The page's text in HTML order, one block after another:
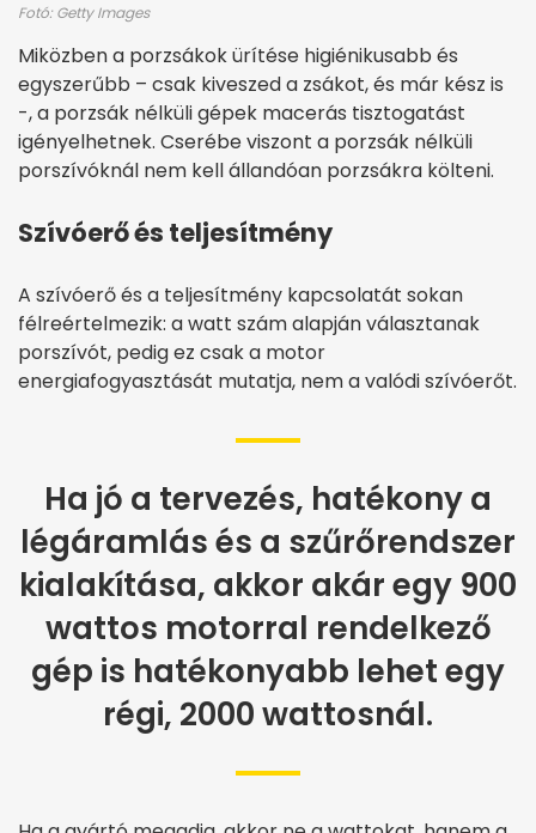
Fotó: Getty Images
Miközben a porzsákok ürítése higiénikusabb és
egyszerűbb – csak kiveszed a zsákot, és már kész is
-, a porzsák nélküli gépek macerás tisztogatást
igényelhetnek. Cserébe viszont a porzsák nélküli
porszívóknál nem kell állandóan porzsákra költeni.
Szívóerő és teljesítmény
A szívóerő és a teljesítmény kapcsolatát sokan
félreértelmezik: a watt szám alapján választanak
porszívót, pedig ez csak a motor
energiafogyasztását mutatja, nem a valódi szívóerőt.
Ha jó a tervezés, hatékony a
légáramlás és a szűrőrendszer
kialakítása, akkor akár egy 900
wattos motorral rendelkező
gép is hatékonyabb lehet egy
régi, 2000 wattosnál.